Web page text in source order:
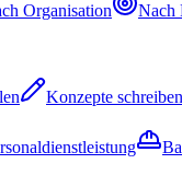
Organisation Nach
Konzepte schreiben